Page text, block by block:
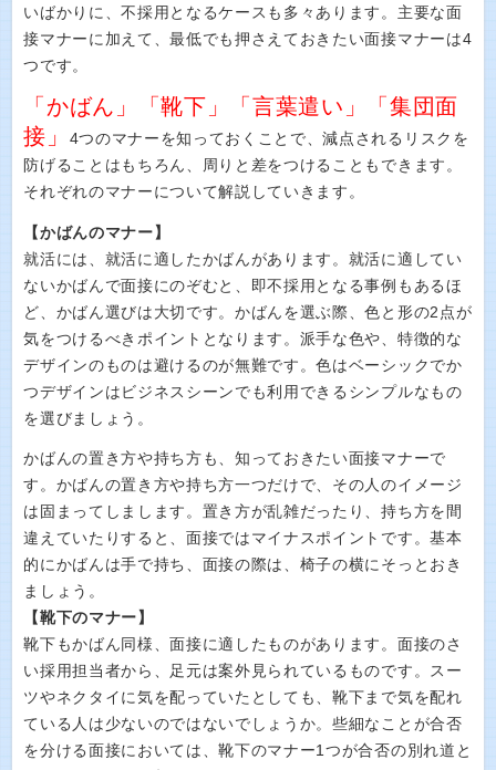
いばかりに、不採用となるケースも多々あります。主要な面
接マナーに加えて、最低でも押さえておきたい面接マナーは4
つです。
「かばん」「靴下」「言葉遣い」「集団面
接」
4つのマナーを知っておくことで、減点されるリスクを
防げることはもちろん、周りと差をつけることもできます。
それぞれのマナーについて解説していきます。
【かばんのマナー】
就活には、就活に適したかばんがあります。就活に適してい
ないかばんで面接にのぞむと、即不採用となる事例もあるほ
ど、かばん選びは大切です。かばんを選ぶ際、色と形の2点が
気をつけるべきポイントとなります。派手な色や、特徴的な
デザインのものは避けるのが無難です。色はベーシックでか
つデザインはビジネスシーンでも利用できるシンプルなもの
を選びましょう。
かばんの置き方や持ち方も、知っておきたい面接マナーで
す。かばんの置き方や持ち方一つだけで、その人のイメージ
は固まってしまします。置き方が乱雑だったり、持ち方を間
違えていたりすると、面接ではマイナスポイントです。基本
的にかばんは手で持ち、面接の際は、椅子の横にそっとおき
ましょう。
【靴下のマナー】
靴下もかばん同様、面接に適したものがあります。面接のさ
い採用担当者から、足元は案外見られているものです。スー
ツやネクタイに気を配っていたとしても、靴下まで気を配れ
ている人は少ないのではないでしょうか。些細なことが合否
を分ける面接においては、靴下のマナー1つが合否の別れ道と